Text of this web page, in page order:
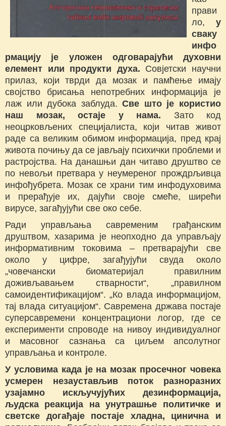
прави
ло, у
сваку
инфо
рмацију је уложен одговарајући духовни
елемент или продукти духа. Совјетски научни
прилаз, који тврди да мозак и памћење имају
својство брисања непотребних информација је
лаж или дубока заблуда.Све што је користио
наш мозак, остаје у нама. Зато код
неоцрковљених специјалиста, који читав живот
раде са великим обимом информација, пред крај
живота почињу да се јављају психички проблеми и
растројства. На данашњи дан читаво друштво се
по невољи претвара у неумереног прождрљивца
инфођубрета. Мозак се храни тим инфодуховима
и прерађује их, дајући своје смеће, ширећи
вирусе, загађујући све око себе.
Ради управљања савременим грађанским
друштвом, хазарима је неопходно да управљају
информативним токовима – претварајући све
около у цифре, загађујући свуда около
„човечански биоматеријал правилним
доживљавањем стварности“, „правилном
самоидентификацијом“. „Ко влада информацијом,
тај влада ситуацијом“. Савремена држава постаје
суперсавремени концентрациони логор, где се
експерименти спроводе на нивоу индивидуалног
и масовног сазнања са циљем апсолутног
управљања и контроле.
У условима када је на мозак просечног човека
усмерен незаустављив поток разноразних
узајамно искључујућих дезинформација,
људска реакција на унутрашње политичке и
светске догађаје постаје хладна, цинична и